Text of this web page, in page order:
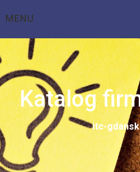
toMENU
Katalog
itc-